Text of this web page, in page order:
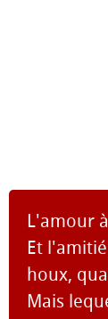
L'amour
Et
houx,
Mais